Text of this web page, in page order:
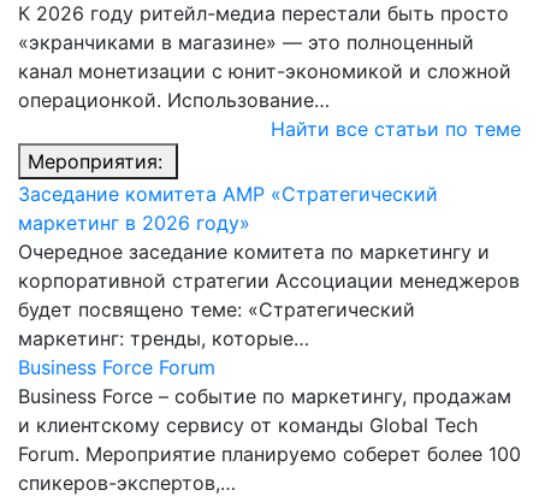
К 2026 году ритейл-медиа перестали быть просто
«экранчиками в магазине» — это полноценный
канал монетизации с юнит-экономикой и сложной
операционкой. Использование…
Найти все статьи по теме
Мероприятия:
Заседание комитета АМР «Стратегический
маркетинг в 2026 году»
Очередное заседание комитета по маркетингу и
корпоративной стратегии Ассоциации менеджеров
будет посвящено теме: «Стратегический
маркетинг: тренды, которые…
Business Force Forum
Business Force – событие по маркетингу, продажам
и клиентскому сервису от команды Global Tech
Forum. Мероприятие планируемо соберет более 100
спикеров-экспертов,…